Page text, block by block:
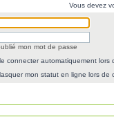
Vous devez
mon mot de passe
connecter automatiquement lors
mon statut en ligne lors de